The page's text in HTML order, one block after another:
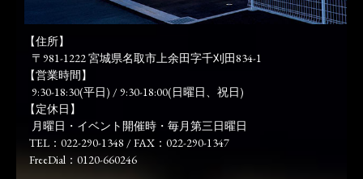
【住所】
〒981-1222 宮城県名取市上余田字千刈田834-1
【営業時間】
9:30-18:30(平日) / 9:30-18:00(日曜日、祝日)
【定休日】
月曜日・イベント開催時・毎月第三日曜日
TEL：022-290-1348 / FAX：022-290-1347
FreeDial：0120-660246